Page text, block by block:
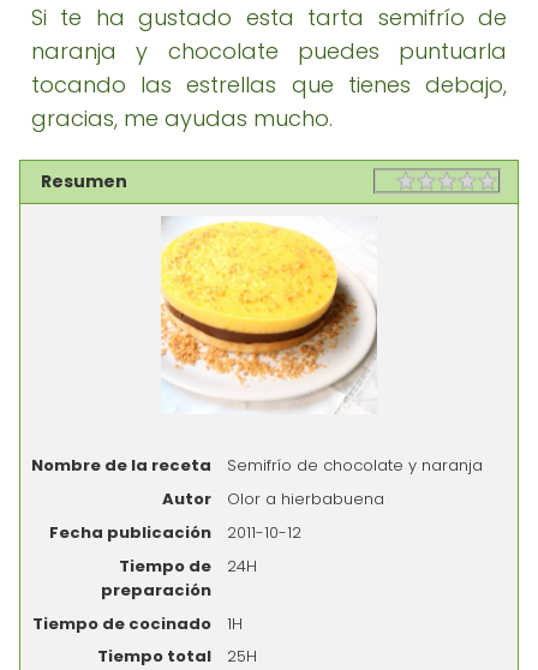
Si te ha gustado esta tarta semifrío de
naranja y chocolate puedes puntuarla
tocando las estrellas que tienes debajo,
gracias, me ayudas mucho.
Resumen Rating
Nombre de la receta
Semifrío de chocolate y naranja
Autor
Olor a hierbabuena
Fecha publicación
2011-10-12
Tiempo de
preparación
24H
Tiempo de cocinado
1H
Tiempo total
25H